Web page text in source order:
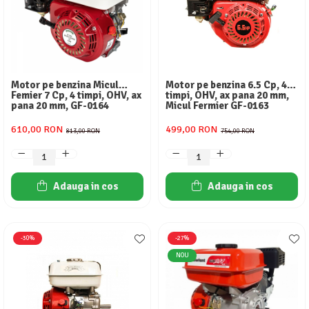
Deshidratoare carne & fructe &
legume
Electrocasnice mici
Articole Menaj
Espressoare & Cafetiere
Friteuze aer cald
Masini de gheata
Masini de tocat carne
Masini de umplut carnati
Prajitoare de paine
Statii de calcat
Furtune & Sisteme Irigatii
Slefuitoare
Vibratoare beton
Suflante & Aspiratoare
Surse de Curent & Panouri Solare
Taietoare de Beton & Asfalt
Trimmere & Motocoase
Truse de Scule & Unelte
Motor pe benzina Micul
Femier 7 Cp, 4 timpi, OHV, ax
pana 20 mm, GF-0164
813,00 RON
610,00 RON
Adauga in cos
Motor pe benzina 6.5 Cp, 4
timpi, OHV, ax pana 20 mm,
Micul Fermier GF-0163
754,00 RON
499,00 RON
Adauga in cos
-30% -27%
NOU